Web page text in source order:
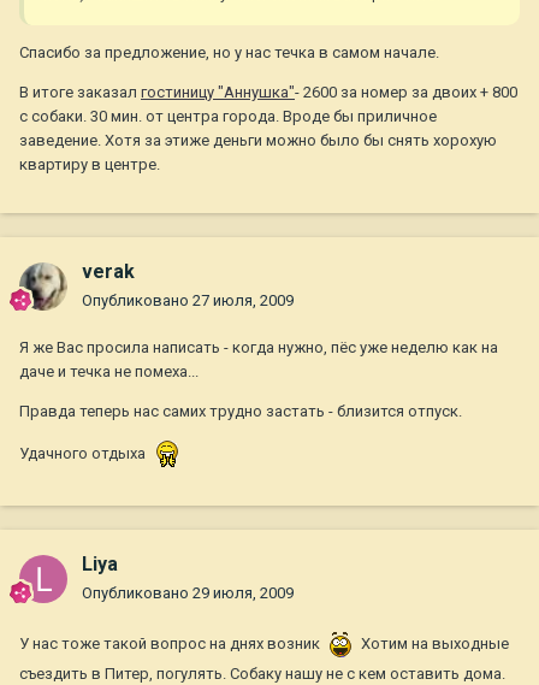
Спасибо за предложение, но у нас течка в самом начале.
В итоге заказал гостиницу "Аннушка"- 2600 за номер за двоих + 800
с собаки. 30 мин. от центра города. Вроде бы приличное
заведение. Хотя за этиже деньги можно было бы снять хорохую
квартиру в центре.
verak
Опубликовано 27 июля, 2009
Я же Вас просила написать - когда нужно, пёс уже неделю как на
даче и течка не помеха...
Правда теперь нас самих трудно застать - близится отпуск.
Удачного отдыха
Liya
Опубликовано 29 июля, 2009
У нас тоже такой вопрос на днях возник
Хотим на выходные
съездить в Питер, погулять. Собаку нашу не с кем оставить дома.